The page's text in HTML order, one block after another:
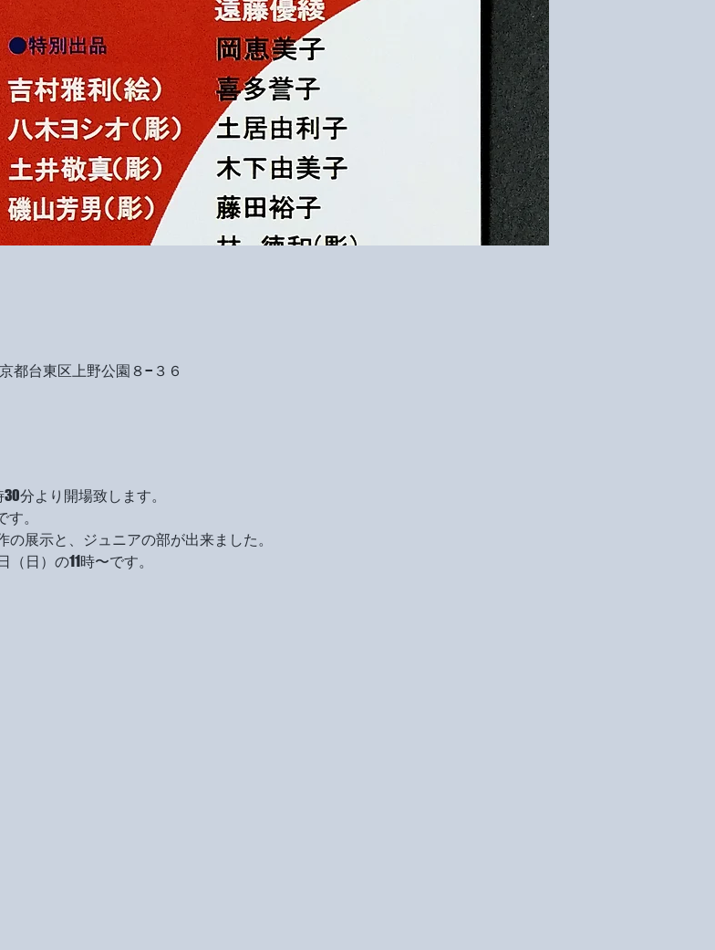
都台東区上野公園８−３６
分より開場致します。
。
展示と、ジュニアの部が出来ました。
日）の11時〜です。